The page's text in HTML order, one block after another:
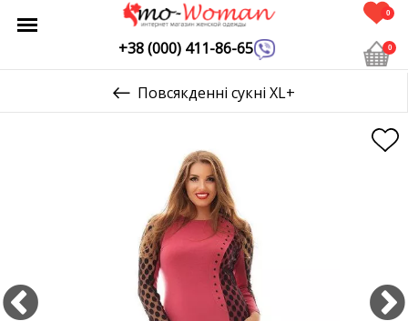
+38 (000) 411-86-65
0
0
Повсякденні сукні XL+